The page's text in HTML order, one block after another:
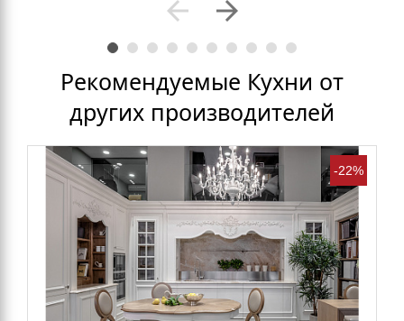
arrow_back arrow_forward
Рекомендуемые Кухни от
других производителей
-22%